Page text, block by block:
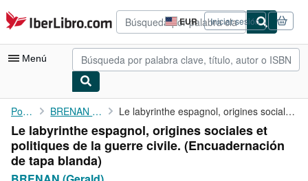
Pasar al contenido principal
IberLibro.com EUR
Preferencias
de
compra
del
Iniciar sesión
Menú
Mi cuenta
Consultar mis pedidos
Búsqueda avanzada
Portada BRENAN (Gerald) Le labyrinthe espagnol, origines sociales et politiques de la ...
Le labyrinthe espagnol, origines sociales et
politiques de la guerre civile. (Encuadernación
de tapa blanda)